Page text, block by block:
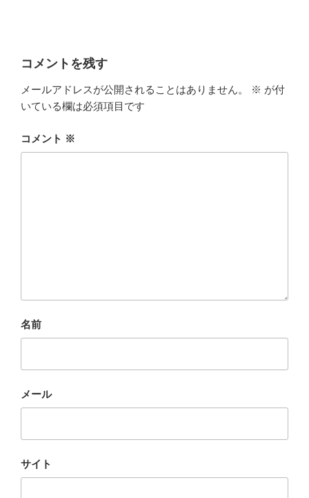
コメントを残す
メールアドレスが公開されることはありません。 ※ が付
いている欄は必須項目です
コメント ※
名前
メール
サイト